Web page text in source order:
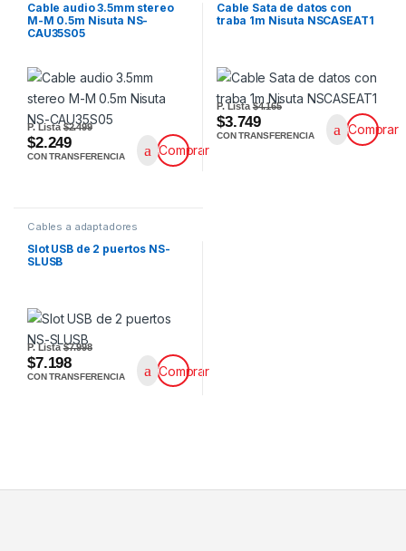
Cable audio 3.5mm stereo
M-M 0.5m Nisuta NS-
CAU35S05
P. Lista$2.499
$2.249
CON TRANSFERENCIA Comprar
Cable Sata de datos con
traba 1m Nisuta NSCASEAT1
P. Lista$4.165
$3.749
CON TRANSFERENCIA Comprar
Cables a adaptadores
Slot USB de 2 puertos NS-
SLUSB
P. Lista$7.998
$7.198
CON TRANSFERENCIA Comprar